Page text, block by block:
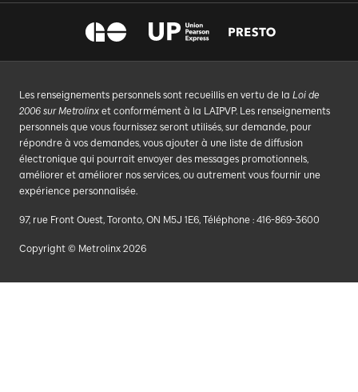
Les renseignements personnels sont recueillis en vertu de la Loi de
2006 sur Metrolinx et conformément à la LAIPVP. Les renseignements
personnels que vous fournissez seront utilisés, sur demande, pour
répondre à vos demandes, vous ajouter à une liste de diffusion
électronique qui pourrait envoyer des messages promotionnels,
améliorer et améliorer nos services, ou autrement vous fournir une
expérience personnalisée.
97, rue Front Ouest, Toronto, ON M5J 1E6, Téléphone : 416-869-3600
Copyright © Metrolinx 2026